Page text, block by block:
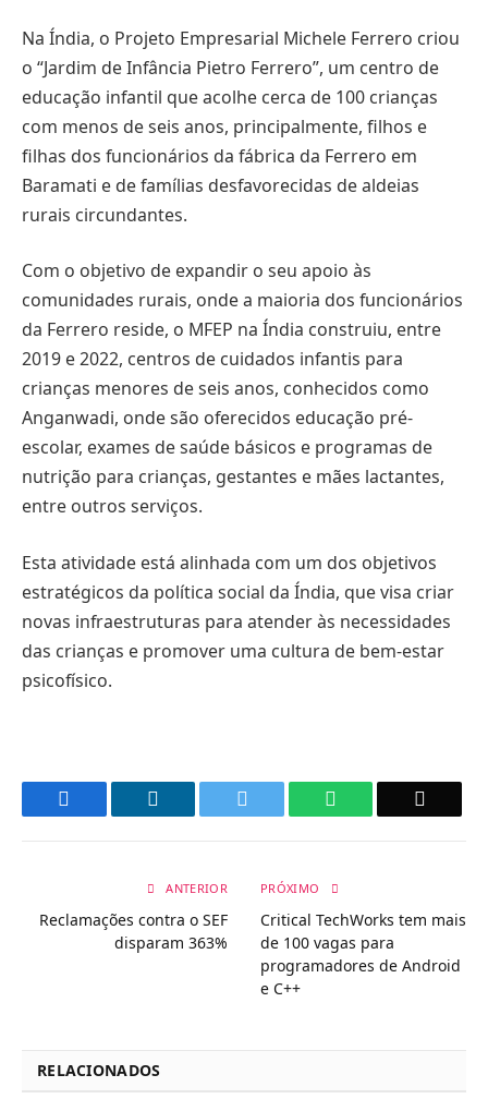
Na Índia, o Projeto Empresarial Michele Ferrero criou
o “Jardim de Infância Pietro Ferrero”, um centro de
educação infantil que acolhe cerca de 100 crianças
com menos de seis anos, principalmente, filhos e
filhas dos funcionários da fábrica da Ferrero em
Baramati e de famílias desfavorecidas de aldeias
rurais circundantes.
Com o objetivo de expandir o seu apoio às
comunidades rurais, onde a maioria dos funcionários
da Ferrero reside, o MFEP na Índia construiu, entre
2019 e 2022, centros de cuidados infantis para
crianças menores de seis anos, conhecidos como
Anganwadi, onde são oferecidos educação pré-
escolar, exames de saúde básicos e programas de
nutrição para crianças, gestantes e mães lactantes,
entre outros serviços.
Esta atividade está alinhada com um dos objetivos
estratégicos da política social da Índia, que visa criar
novas infraestruturas para atender às necessidades
das crianças e promover uma cultura de bem-estar
psicofísico.
WhatsApp
ANTERIOR
Reclamações contra o SEF
disparam 363%
PRÓXIMO
Critical TechWorks tem mais
de 100 vagas para
programadores de Android
e C++
RELACIONADOS